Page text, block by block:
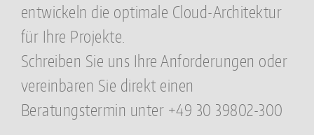
entwickeln die optimale Cloud-Architektur
für Ihre Projekte.
Schreiben Sie uns Ihre Anforderungen oder
vereinbaren Sie direkt einen
Beratungstermin unter +49 30 39802-300